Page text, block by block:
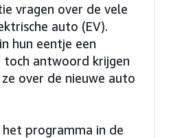
vragen over de vele
auto (EV).
hun eentje een
antwoord krijgen
over de nieuwe auto
programma in de